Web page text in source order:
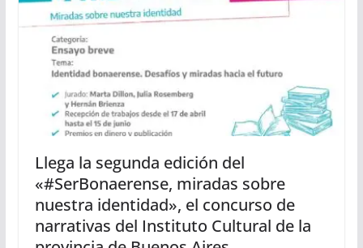
Llega la segunda edición del
«#SerBonaerense, miradas sobre
nuestra identidad», el concurso de
narrativas del Instituto Cultural de la